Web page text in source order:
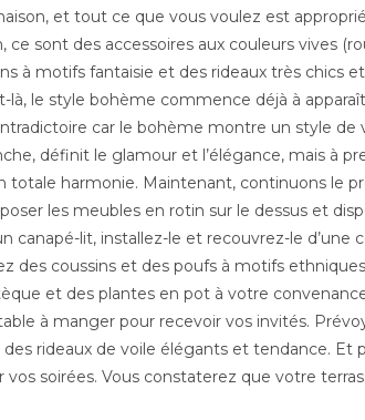
et tout ce que vous voulez est
sont des accessoires aux couleurs vives
à motifs fantaisie et des rideaux très chics et
le style bohème commence déjà à
car le bohème montre un style de
définit le glamour et l’élégance, mais à
totale harmonie. Maintenant, continuons le
les meubles en rotin sur le dessus et
canapé-lit, installez-le et recouvrez-le
des coussins et des poufs à motifs
et des plantes en pot à votre
à manger pour recevoir vos invités.
des rideaux de voile élégants et tendance. Et
vos soirées. Vous constaterez que votre